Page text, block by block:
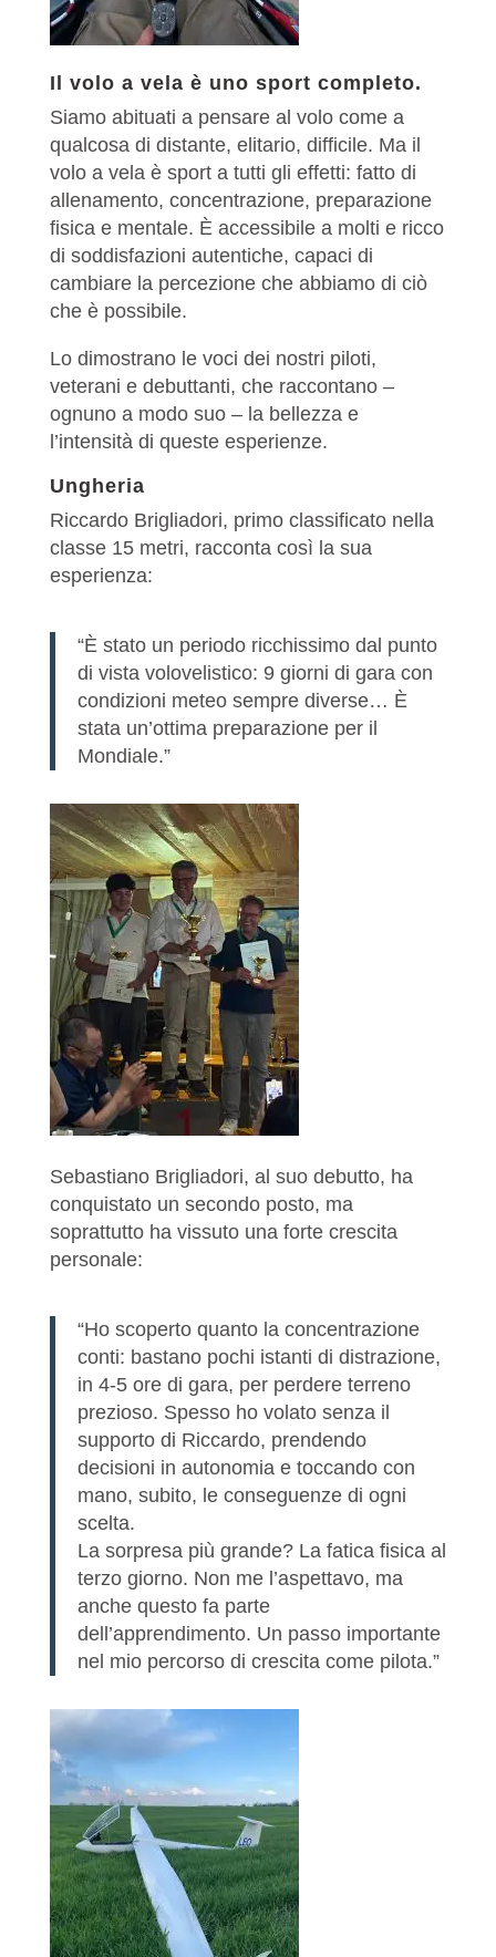
Il volo a vela è uno sport completo.
Siamo abituati a pensare al volo come a
qualcosa di distante, elitario, difficile. Ma il
volo a vela è sport a tutti gli effetti: fatto di
allenamento, concentrazione, preparazione
fisica e mentale. È accessibile a molti e ricco
di soddisfazioni autentiche, capaci di
cambiare la percezione che abbiamo di ciò
che è possibile.
Lo dimostrano le voci dei nostri piloti,
veterani e debuttanti, che raccontano –
ognuno a modo suo – la bellezza e
l’intensità di queste esperienze.
Ungheria
Riccardo Brigliadori, primo classificato nella
classe 15 metri, racconta così la sua
esperienza:
“È stato un periodo ricchissimo dal punto
di vista volovelistico: 9 giorni di gara con
condizioni meteo sempre diverse… È
stata un’ottima preparazione per il
Mondiale.”
Sebastiano Brigliadori, al suo debutto, ha
conquistato un secondo posto, ma
soprattutto ha vissuto una forte crescita
personale:
“Ho scoperto quanto la concentrazione
conti: bastano pochi istanti di distrazione,
in 4-5 ore di gara, per perdere terreno
prezioso. Spesso ho volato senza il
supporto di Riccardo, prendendo
decisioni in autonomia e toccando con
mano, subito, le conseguenze di ogni
scelta.
La sorpresa più grande? La fatica fisica al
terzo giorno. Non me l’aspettavo, ma
anche questo fa parte
dell’apprendimento. Un passo importante
nel mio percorso di crescita come pilota.”